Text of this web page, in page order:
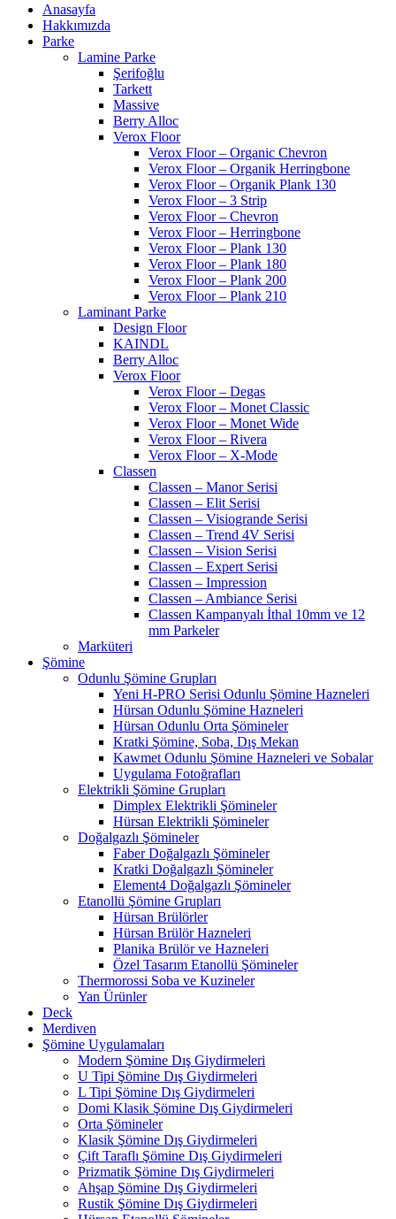
Anasayfa
Hakkımızda
Parke
Lamine Parke
Şerifoğlu
Tarkett
Massive
Berry Alloc
Verox Floor
Verox Floor – Organic Chevron
Verox Floor – Organik Herringbone
Verox Floor – Organik Plank 130
Verox Floor – 3 Strip
Verox Floor – Chevron
Verox Floor – Herringbone
Verox Floor – Plank 130
Verox Floor – Plank 180
Verox Floor – Plank 200
Verox Floor – Plank 210
Laminant Parke
Design Floor
KAINDL
Berry Alloc
Verox Floor
Verox Floor – Degas
Verox Floor – Monet Classic
Verox Floor – Monet Wide
Verox Floor – Rivera
Verox Floor – X-Mode
Classen
Classen – Manor Serisi
Classen – Elit Serisi
Classen – Visiogrande Serisi
Classen – Trend 4V Serisi
Classen – Vision Serisi
Classen – Expert Serisi
Classen – Impression
Classen – Ambiance Serisi
Classen Kampanyalı İthal 10mm ve 12
mm Parkeler
Marküteri
Şömine
Odunlu Şömine Grupları
Yeni H-PRO Serisi Odunlu Şömine Hazneleri
Hürsan Odunlu Şömine Hazneleri
Hürsan Odunlu Orta Şömineler
Kratki Şömine, Soba, Dış Mekan
Kawmet Odunlu Şömine Hazneleri ve Sobalar
Uygulama Fotoğrafları
Elektrikli Şömine Grupları
Dimplex Elektrikli Şömineler
Hürsan Elektrikli Şömineler
Doğalgazlı Şömineler
Faber Doğalgazlı Şömineler
Kratki Doğalgazlı Şömineler
Element4 Doğalgazlı Şömineler
Etanollü Şömine Grupları
Hürsan Brülörler
Hürsan Brülör Hazneleri
Planika Brülör ve Hazneleri
Özel Tasarım Etanollü Şömineler
Thermorossi Soba ve Kuzineler
Yan Ürünler
Deck
Merdiven
Şömine Uygulamaları
Modern Şömine Dış Giydirmeleri
U Tipi Şömine Dış Giydirmeleri
L Tipi Şömine Dış Giydirmeleri
Domi Klasik Şömine Dış Giydirmeleri
Orta Şömineler
Klasik Şömine Dış Giydirmeleri
Çift Taraflı Şömine Dış Giydirmeleri
Prizmatik Şömine Dış Giydirmeleri
Ahşap Şömine Dış Giydirmeleri
Rustik Şömine Dış Giydirmeleri